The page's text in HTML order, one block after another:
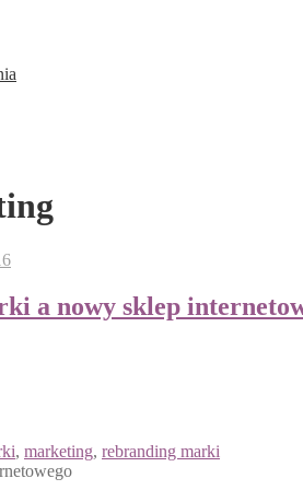
a nowy sklep
, marketing, rebranding marki